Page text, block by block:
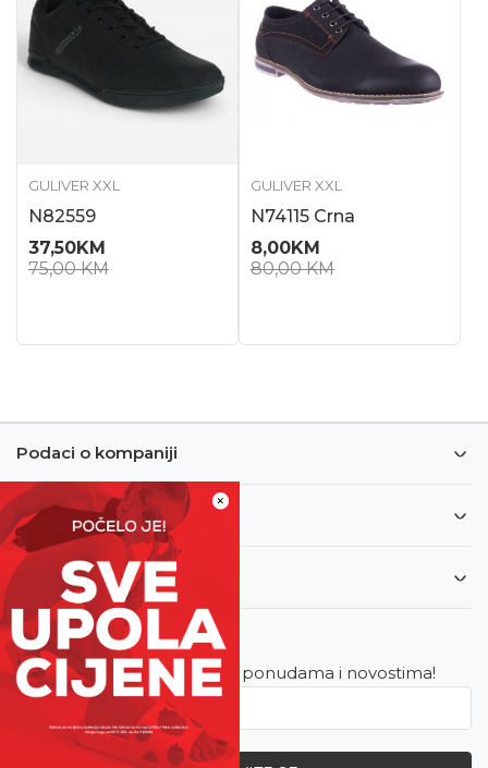
×
GULIVER XXL
N82559
37,50KM
75,00KM
GULIVER XXL
N74115 Crna
8,00KM
80,00KM
Podaci o kompaniji
Informacije
Korisnički servis
Newsletter
Budite u toku sa najnovijim ponudama i novostima!